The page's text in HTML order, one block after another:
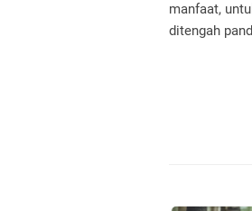
manfaat,
ditengah